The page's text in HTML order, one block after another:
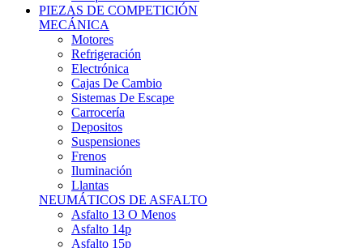
MECÁNICA
Motores
Refrigeración
Electrónica
Cajas De Cambio
Sistemas De Escape
Carrocería
Depositos
Suspensiones
Frenos
Iluminación
Llantas
NEUMÁTICOS DE ASFALTO
Asfalto 13 O Menos
Asfalto 14p
Asfalto 15p
Asfalto 16p